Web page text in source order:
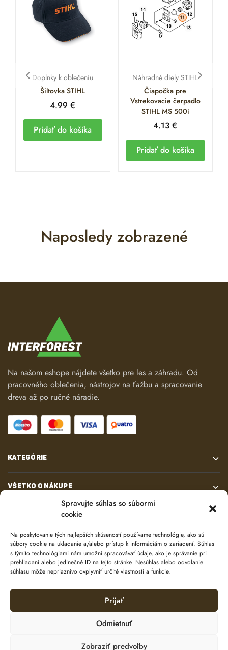
Spravujte súhlas so súbormi
cookie
Na poskytovanie tých najlepších skúseností používame technológie, ako sú
súbory cookie na ukladanie a/alebo prístup k informáciám o zariadení. Súhlas
s týmito technológiami nám umožní spracovávať údaje, ako je správanie pri
prehliadaní alebo jedinečné ID na tejto stránke. Nesúhlas alebo odvolanie
súhlasu môže nepriaznivo ovplyvniť určité vlastnosti a funkcie.
Prijať
Odmietnuť
Zobraziť predvoľby
Doplnky k oblečeniu
Šiltovka STIHL
4.99€
Pridať do košíka
Náhradné diely STIHL
Čiapočka pre
Vstrekovacie čerpadlo
STIHL MS 500i
4.13€
Pridať do košíka
Naposledy zobrazené
Na našom eshope nájdete všetko pre les a záhradu. Od
pracovného oblečenia, nástrojov na ťažbu a spracovanie
dreva až po ručné náradie.
KATEGÓRIE
VŠETKO O NÁKUPE
© 2024 e-shop od